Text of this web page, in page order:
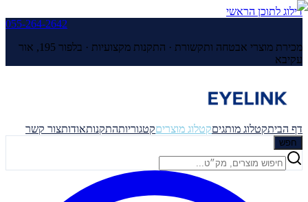
דילוג לתוכן הראשי
055-264-2642
מכירת מוצרי אבטחה ותקשורת · התקנות מקצועיות ·
בלפור 195, אור
עקיבא
דף הביתקטלוג מותגיםקטלוג מוצריםקטגוריותהתקנותאודותצור קשר
חפש